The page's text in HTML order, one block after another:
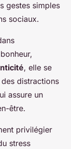
gestes simples
sociaux.
, elle se
distractions
assure un
être.
privilégier
stress